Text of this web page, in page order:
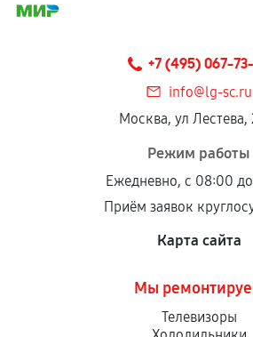
+7 (495) 067-
info@lg-sc.ru
Москва, ул Лестева,
Режим работы
Ежедневно, с 08:00
Приём заявок
Карта сайта
Мы
Телевизоры